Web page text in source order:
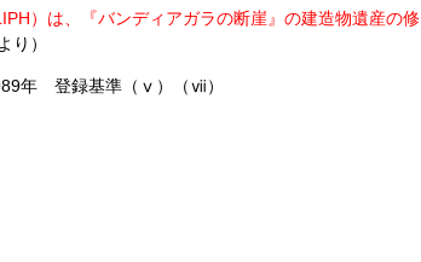
）は、『バンディアガラの断崖』の建造物遺産の修
り）
年 登録基準（ⅴ）（ⅶ）